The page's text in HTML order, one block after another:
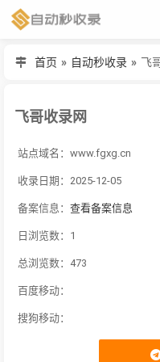
首页 » 自动秒收录 » 飞
飞哥收录网
站点域名：www.fgxg.cn
收录日期：2025-12-05
备案信息： 查看备案信息
日浏览数：1
总浏览数：473
百度移动：
搜狗移动：